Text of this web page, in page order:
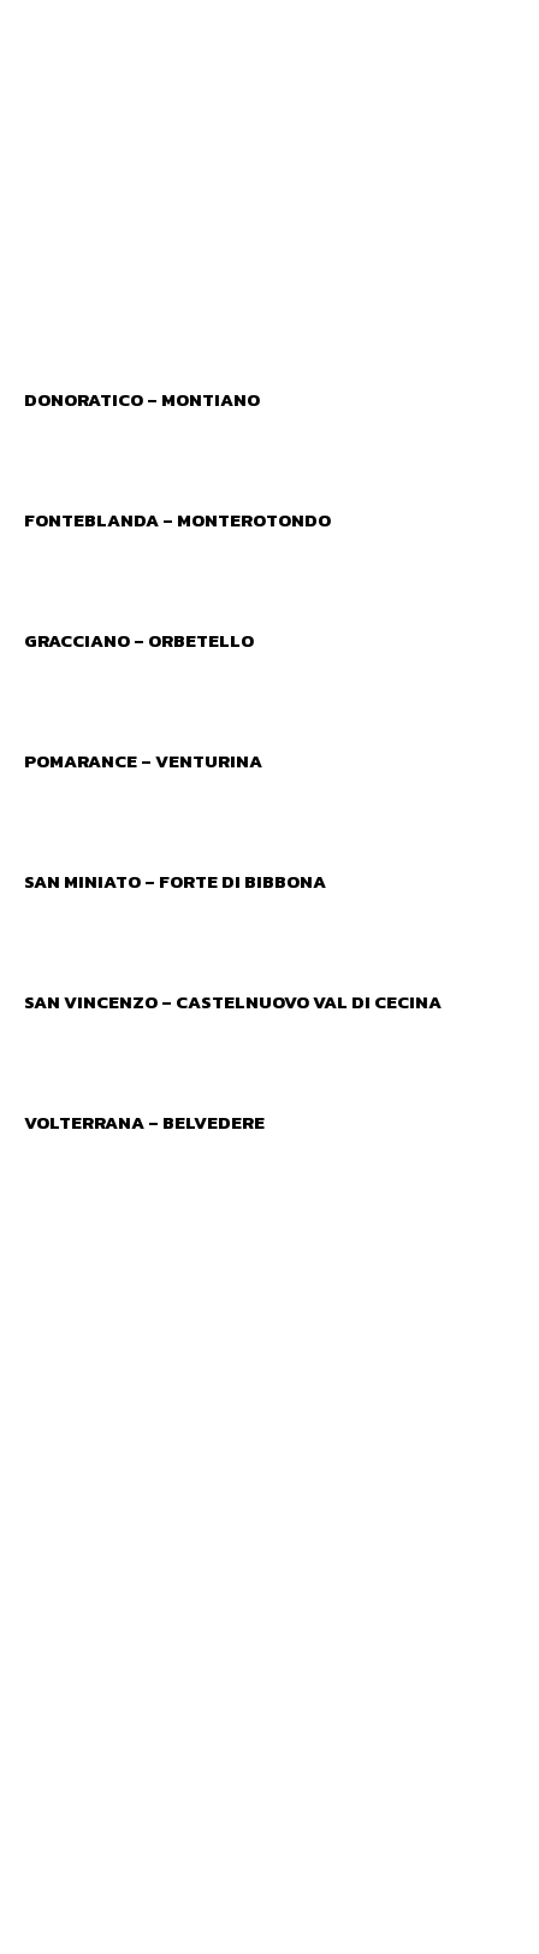
DONORATICO – MONTIANO
FONTEBLANDA – MONTEROTONDO
GRACCIANO – ORBETELLO
POMARANCE – VENTURINA
SAN MINIATO – FORTE DI BIBBONA
SAN VINCENZO – CASTELNUOVO VAL DI CECINA
VOLTERRANA – BELVEDERE